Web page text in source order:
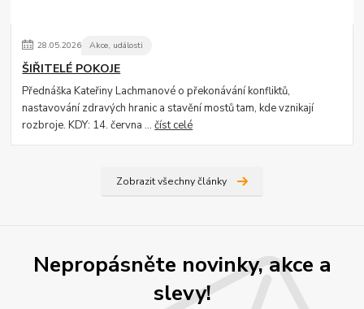
28.05.2026 Akce, události
ŠIŘITELÉ POKOJE
Přednáška Kateřiny Lachmanové o překonávání konfliktů,
nastavování zdravých hranic a stavění mostů tam, kde vznikají
rozbroje. KDY: 14. června ...číst celé
Zobrazit všechny články
Nepropásněte novinky, akce a
slevy!